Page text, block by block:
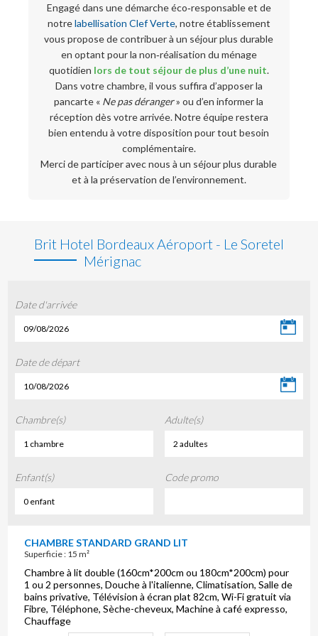
Engagé dans une démarche éco‑responsable et de
notrelabellisation Clef Verte, notre établissement
vous propose de contribuer à un séjour plus durable
en optant pour la non‑réalisation du ménage
quotidien lors de tout séjour de plus d’une nuit.
Dans votre chambre, il vous suffira d’apposer la
pancarte « Ne pas déranger» ou d’en informer la
réception dès votre arrivée. Notre équipe restera
bien entendu à votre disposition pour tout besoin
complémentaire.
Merci de participer avec nous à un séjour plus durable
et à la préservation de l’environnement.
Brit Hotel Bordeaux Aéroport - Le Soretel
Mérignac
Date d'arrivée
09/08/2026
Date de départ
10/08/2026
Chambre(s)
1 chambre
Adulte(s)
2 adultes
Enfant(s)
0 enfant
Code promo
CHAMBRE STANDARD GRAND LIT
Superficie : 15 m²
Chambre à lit double (160cm*200cm ou 180cm*200cm) pour
1 ou 2 personnes, Douche à l'italienne, Climatisation, Salle de
bains privative, Télévision à écran plat 82cm, Wi-Fi gratuit via
Fibre, Téléphone, Sèche-cheveux, Machine à café expresso,
Chauffage